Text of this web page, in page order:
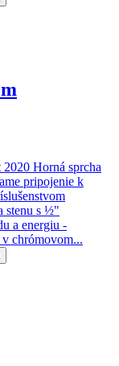
Horná sprcha
pripojenie k
stenu s ½"
a energiu -
chrómovom...